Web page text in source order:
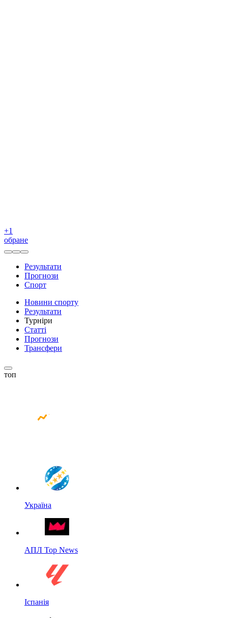
+1
обране
Результати
Прогнози
Спорт
Новини спорту
Результати
Турніри
Статті
Прогнози
Трансфери
топ
Україна
АПЛ Top News
Іспанія